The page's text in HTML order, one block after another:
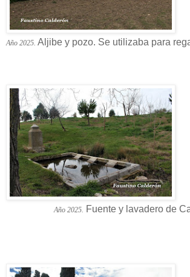
Año 2025. Aljibe y pozo. Se utilizaba para
Año 2025. Fuente y lavadero de